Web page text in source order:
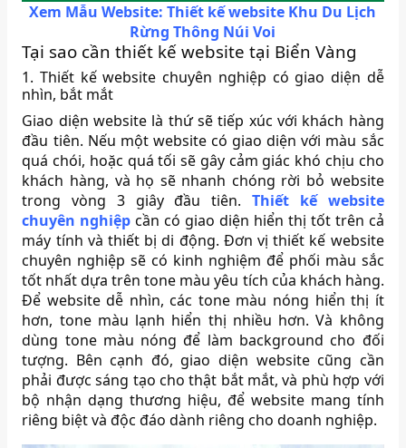
Xem Mẫu Website: Thiết kế website Khu Du Lịch
Rừng Thông Núi Voi
Tại sao cần thiết kế website tại Biển Vàng
1. Thiết kế website chuyên nghiệp có giao diện dễ
nhìn, bắt mắt
Giao diện website là thứ sẽ tiếp xúc với khách hàng
đầu tiên. Nếu một website có giao diện với màu sắc
quá chói, hoặc quá tối sẽ gây cảm giác khó chịu cho
khách hàng, và họ sẽ nhanh chóng rời bỏ website
trong vòng 3 giây đầu tiên.Thiết kế website
chuyên nghiệp cần có giao diện hiển thị tốt trên cả
máy tính và thiết bị di động. Đơn vị thiết kế website
chuyên nghiệp sẽ có kinh nghiệm để phối màu sắc
tốt nhất dựa trên tone màu yêu tích của khách hàng.
Để website dễ nhìn, các tone màu nóng hiển thị ít
hơn, tone màu lạnh hiển thị nhiều hơn. Và không
dùng tone màu nóng để làm background cho đối
tượng. Bên cạnh đó, giao diện website cũng cần
phải được sáng tạo cho thật bắt mắt, và phù hợp với
bộ nhận dạng thương hiệu, để website mang tính
riêng biệt và độc đáo dành riêng cho doanh nghiệp.